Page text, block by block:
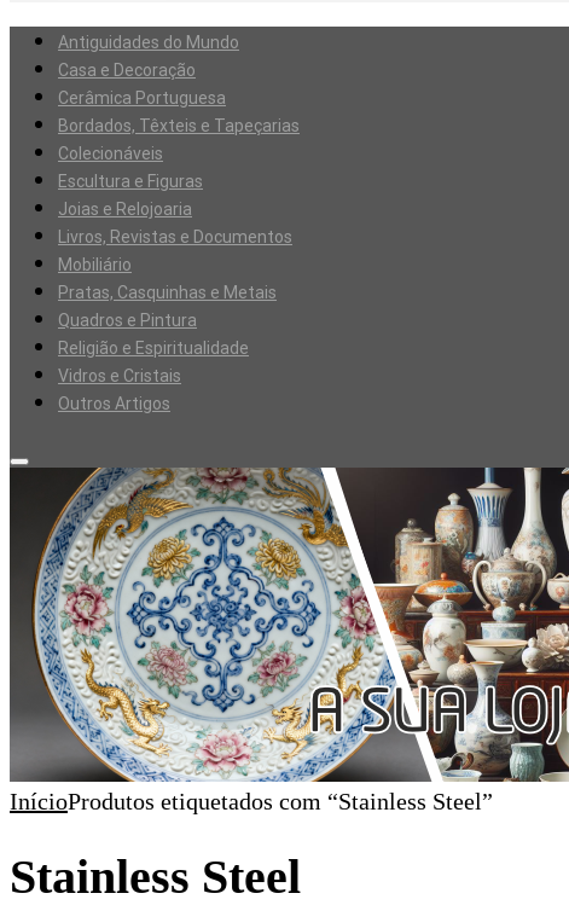
Antiguidades do Mundo
Casa e Decoração
Cerâmica Portuguesa
Bordados, Têxteis e Tapeçarias
Colecionáveis
Escultura e Figuras
Joias e Relojoaria
Livros, Revistas e Documentos
Mobiliário
Pratas, Casquinhas e Metais
Quadros e Pintura
Religião e Espiritualidade
Vidros e Cristais
Outros Artigos
InícioProdutos etiquetados com “Stainless Steel”
Stainless Steel